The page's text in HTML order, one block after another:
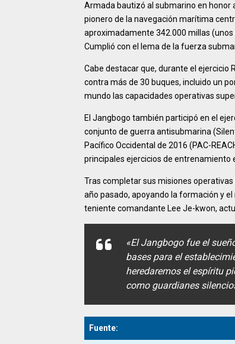
Armada bautizó al submarino en honor
pionero de la navegación marítima
aproximadamente 342.000 millas (unos
Cumplió con el lema de la fuerza
Cabe destacar que, durante el ejercicio
contra más de 30 buques, incluido un
mundo las capacidades operativas
El Jangbogo también participó en el
conjunto de guerra antisubmarina
Pacífico Occidental de 2016 (PAC-
principales ejercicios de entrenamiento
Tras completar sus misiones
año pasado, apoyando la formación y
teniente comandante Lee Je-kwon,
«El Jangbogo fue el
bases para el
heredaremos el espíritu
como guardianes
Fuente: